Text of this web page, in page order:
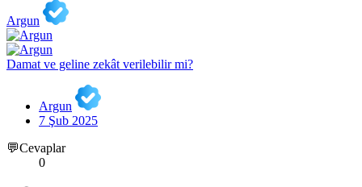
Argun
Damat ve geline zekât verilebilir mi?
Argun
7 Şub 2025
💬Cevaplar
0